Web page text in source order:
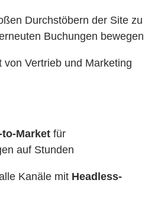
Durchstöbern der Site zu
Buchungen bewegen
Vertrieb und Marketing
Market für
auf Stunden
Kanäle mit Headless-